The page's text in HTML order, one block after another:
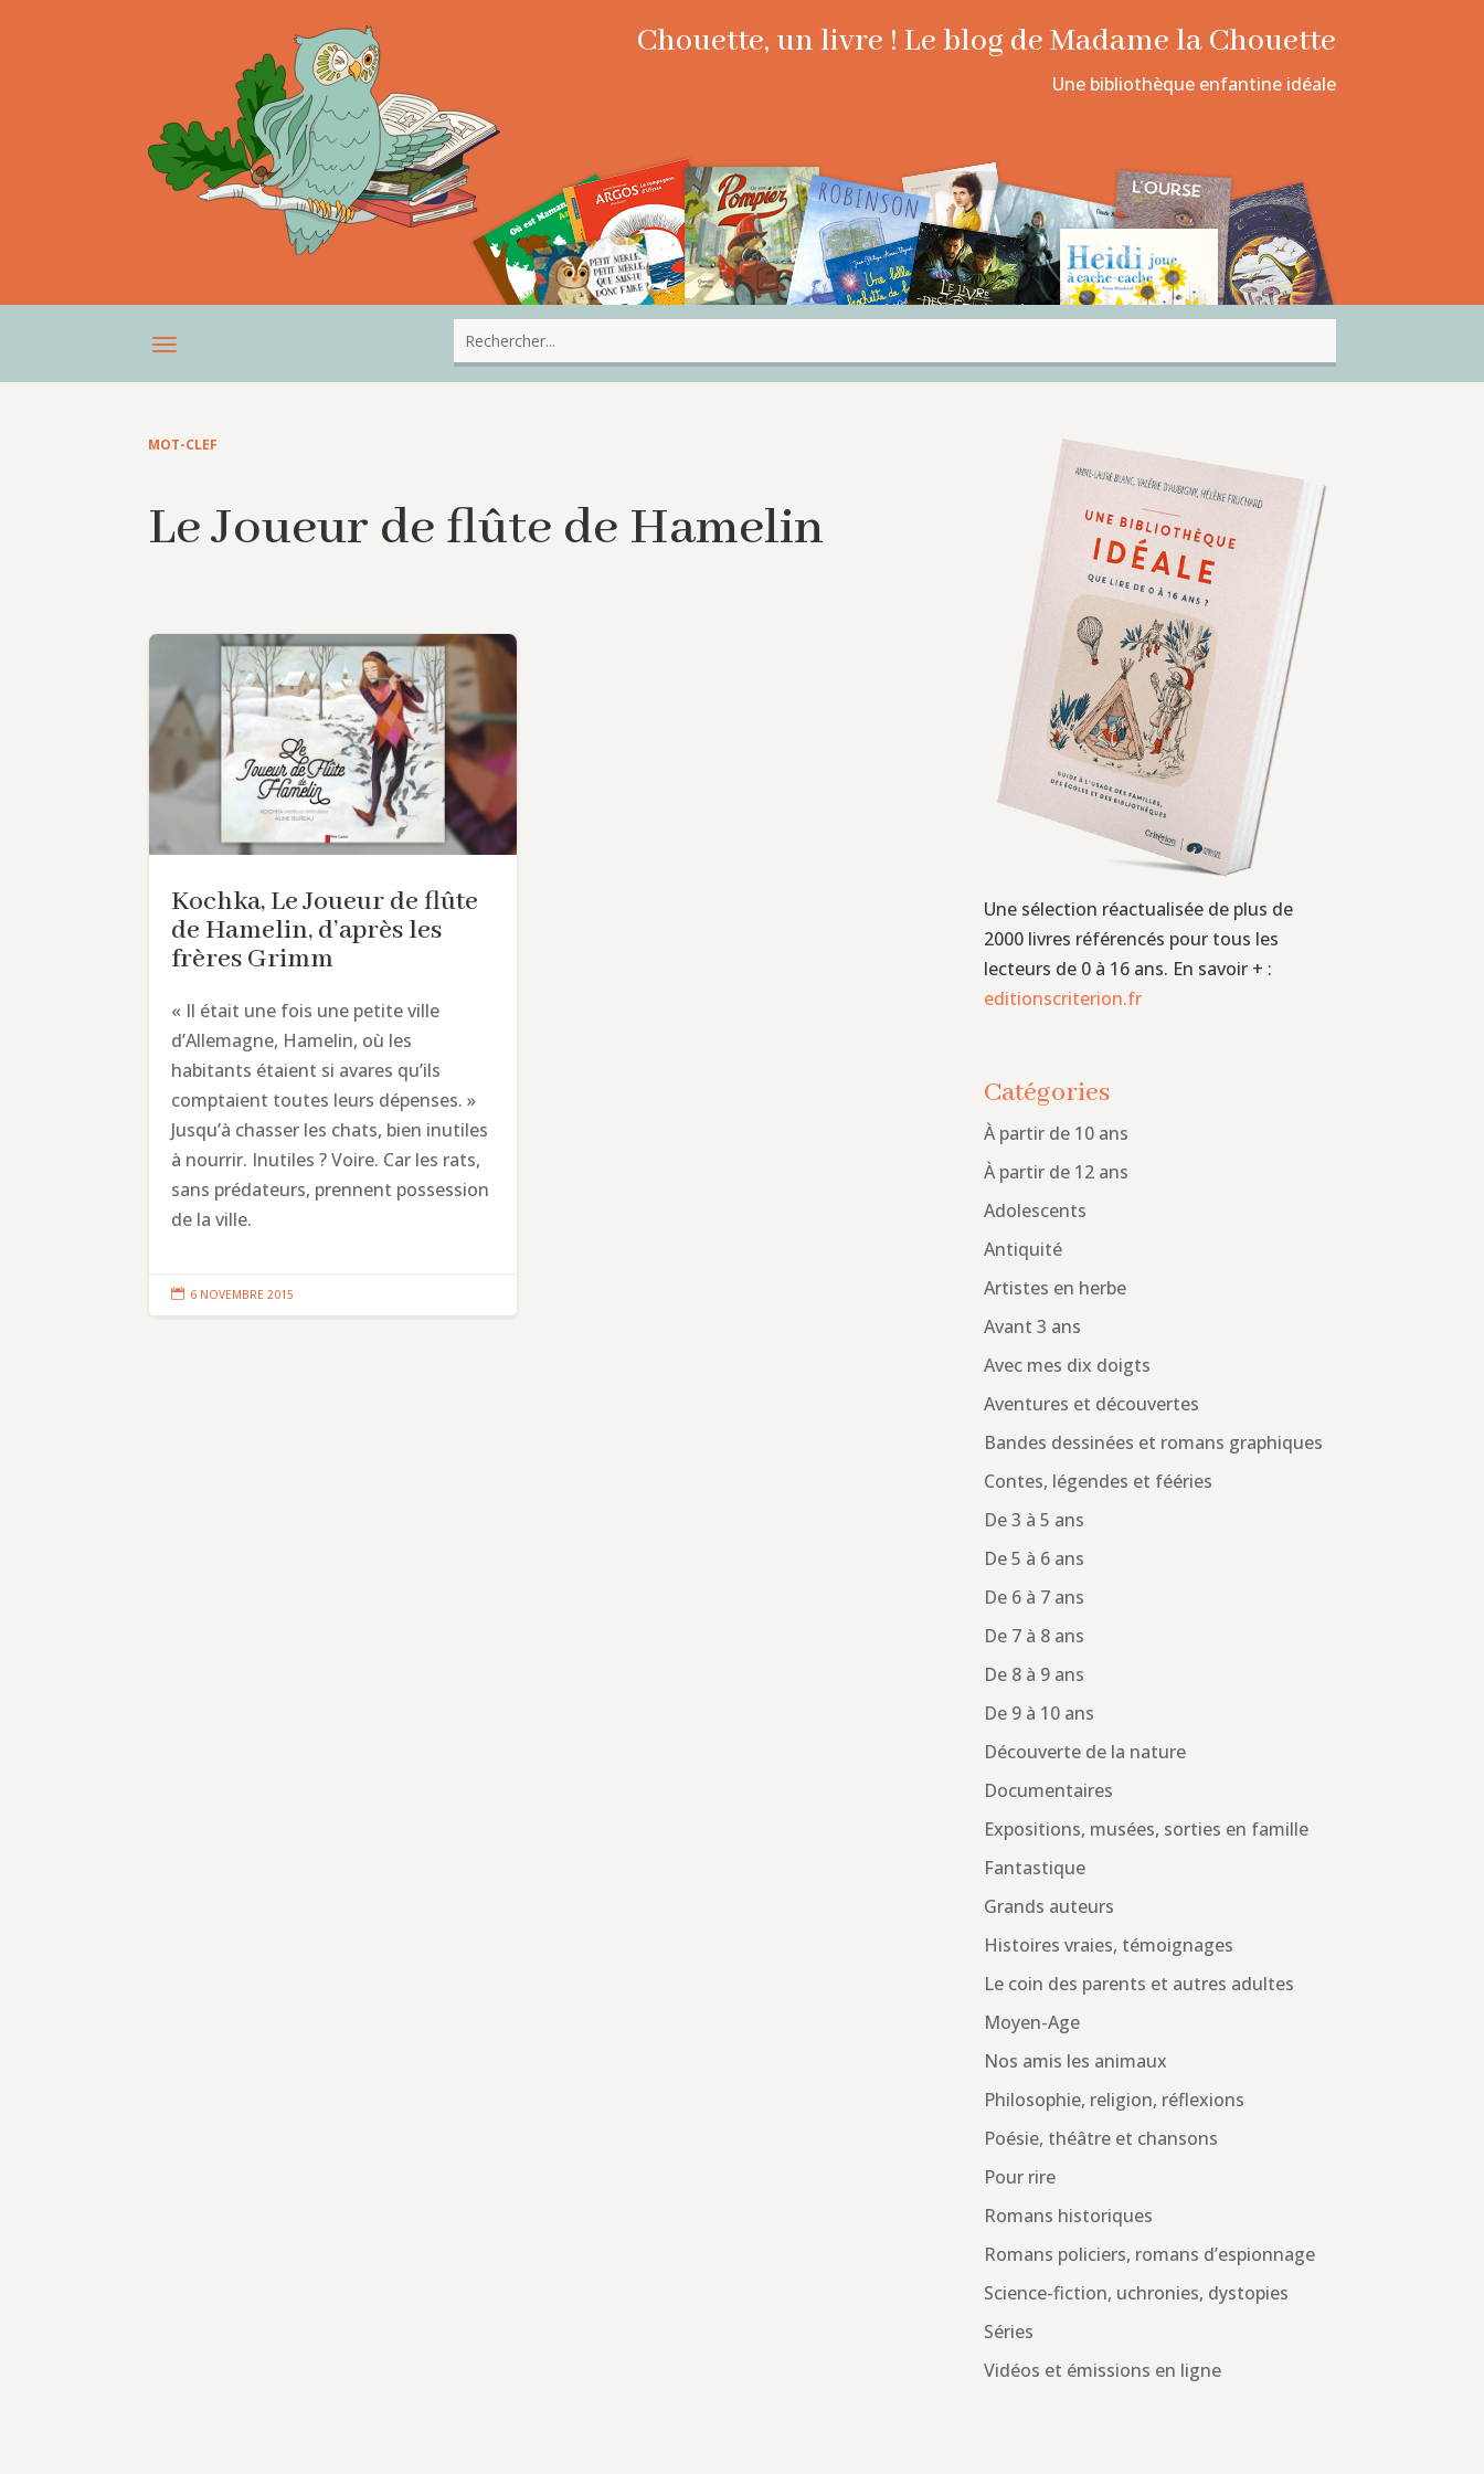
Chouette, un livre ! Le blog de Madame la Chouette
Une bibliothèque enfantine idéale
MOT-CLEF
Le Joueur de flûte de Hamelin
Kochka, Le Joueur de flûte
de Hamelin, d’après les
frères Grimm
« Il était une fois une petite ville
d’Allemagne, Hamelin, où les
habitants étaient si avares qu’ils
comptaient toutes leurs dépenses. »
Jusqu’à chasser les chats, bien inutiles
à nourrir. Inutiles ? Voire. Car les rats,
sans prédateurs, prennent possession
de la ville.
 6 NOVEMBRE 2015
Une sélection réactualisée de plus de
2000 livres référencés pour tous les
lecteurs de 0 à 16 ans. En savoir + :
editionscriterion.fr
Catégories
À partir de 10 ans
À partir de 12 ans
Adolescents
Antiquité
Artistes en herbe
Avant 3 ans
Avec mes dix doigts
Aventures et découvertes
Bandes dessinées et romans graphiques
Contes, légendes et fééries
De 3 à 5 ans
De 5 à 6 ans
De 6 à 7 ans
De 7 à 8 ans
De 8 à 9 ans
De 9 à 10 ans
Découverte de la nature
Documentaires
Expositions, musées, sorties en famille
Fantastique
Grands auteurs
Histoires vraies, témoignages
Le coin des parents et autres adultes
Moyen-Age
Nos amis les animaux
Philosophie, religion, réflexions
Poésie, théâtre et chansons
Pour rire
Romans historiques
Romans policiers, romans d’espionnage
Science-fiction, uchronies, dystopies
Séries
Vidéos et émissions en ligne